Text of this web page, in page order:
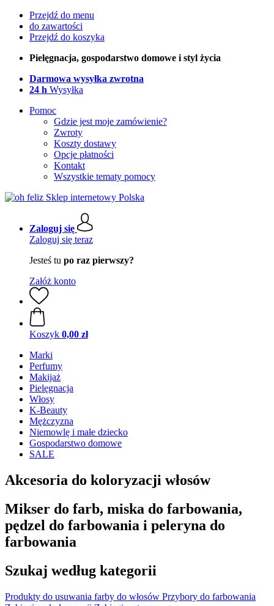
Przejdź do menu
do zawartości
Przejdź do koszyka
Pielęgnacja, gospodarstwo domowe i styl życia
Darmowa wysyłka zwrotna
24 h Wysyłka
Pomoc
Gdzie jest moje zamówienie?
Zwroty
Koszty dostawy
Opcje płatności
Kontakt
Wszystkie tematy pomocy
Zaloguj się
Zaloguj się teraz
Jesteś tu po raz pierwszy?
Załóż konto
Koszyk 0,00 zł
Marki
Perfumy
Makijaż
Pielęgnacja
Włosy
K-Beauty
Mężczyzna
Niemowlę i małe dziecko
Gospodarstwo domowe
SALE
Akcesoria do koloryzacji włosów
Mikser do farb, miska do farbowania,
pędzel do farbowania i peleryna do
farbowania
Szukaj według kategorii
Produkty do usuwania farby do włosów Przybory do farbowania